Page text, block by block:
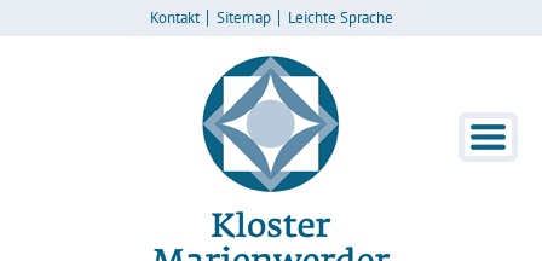
Kontakt Sitemap Leichte Sprache